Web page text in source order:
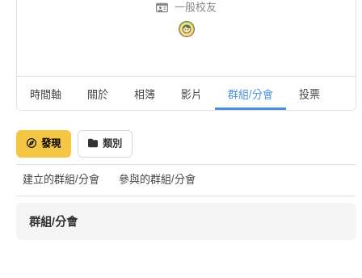
一般校友
時間軸 關於 相簿 影片 群組/分會 投票
發現 類別
建立的群組/分會 參與的群組/分會
群組/分會